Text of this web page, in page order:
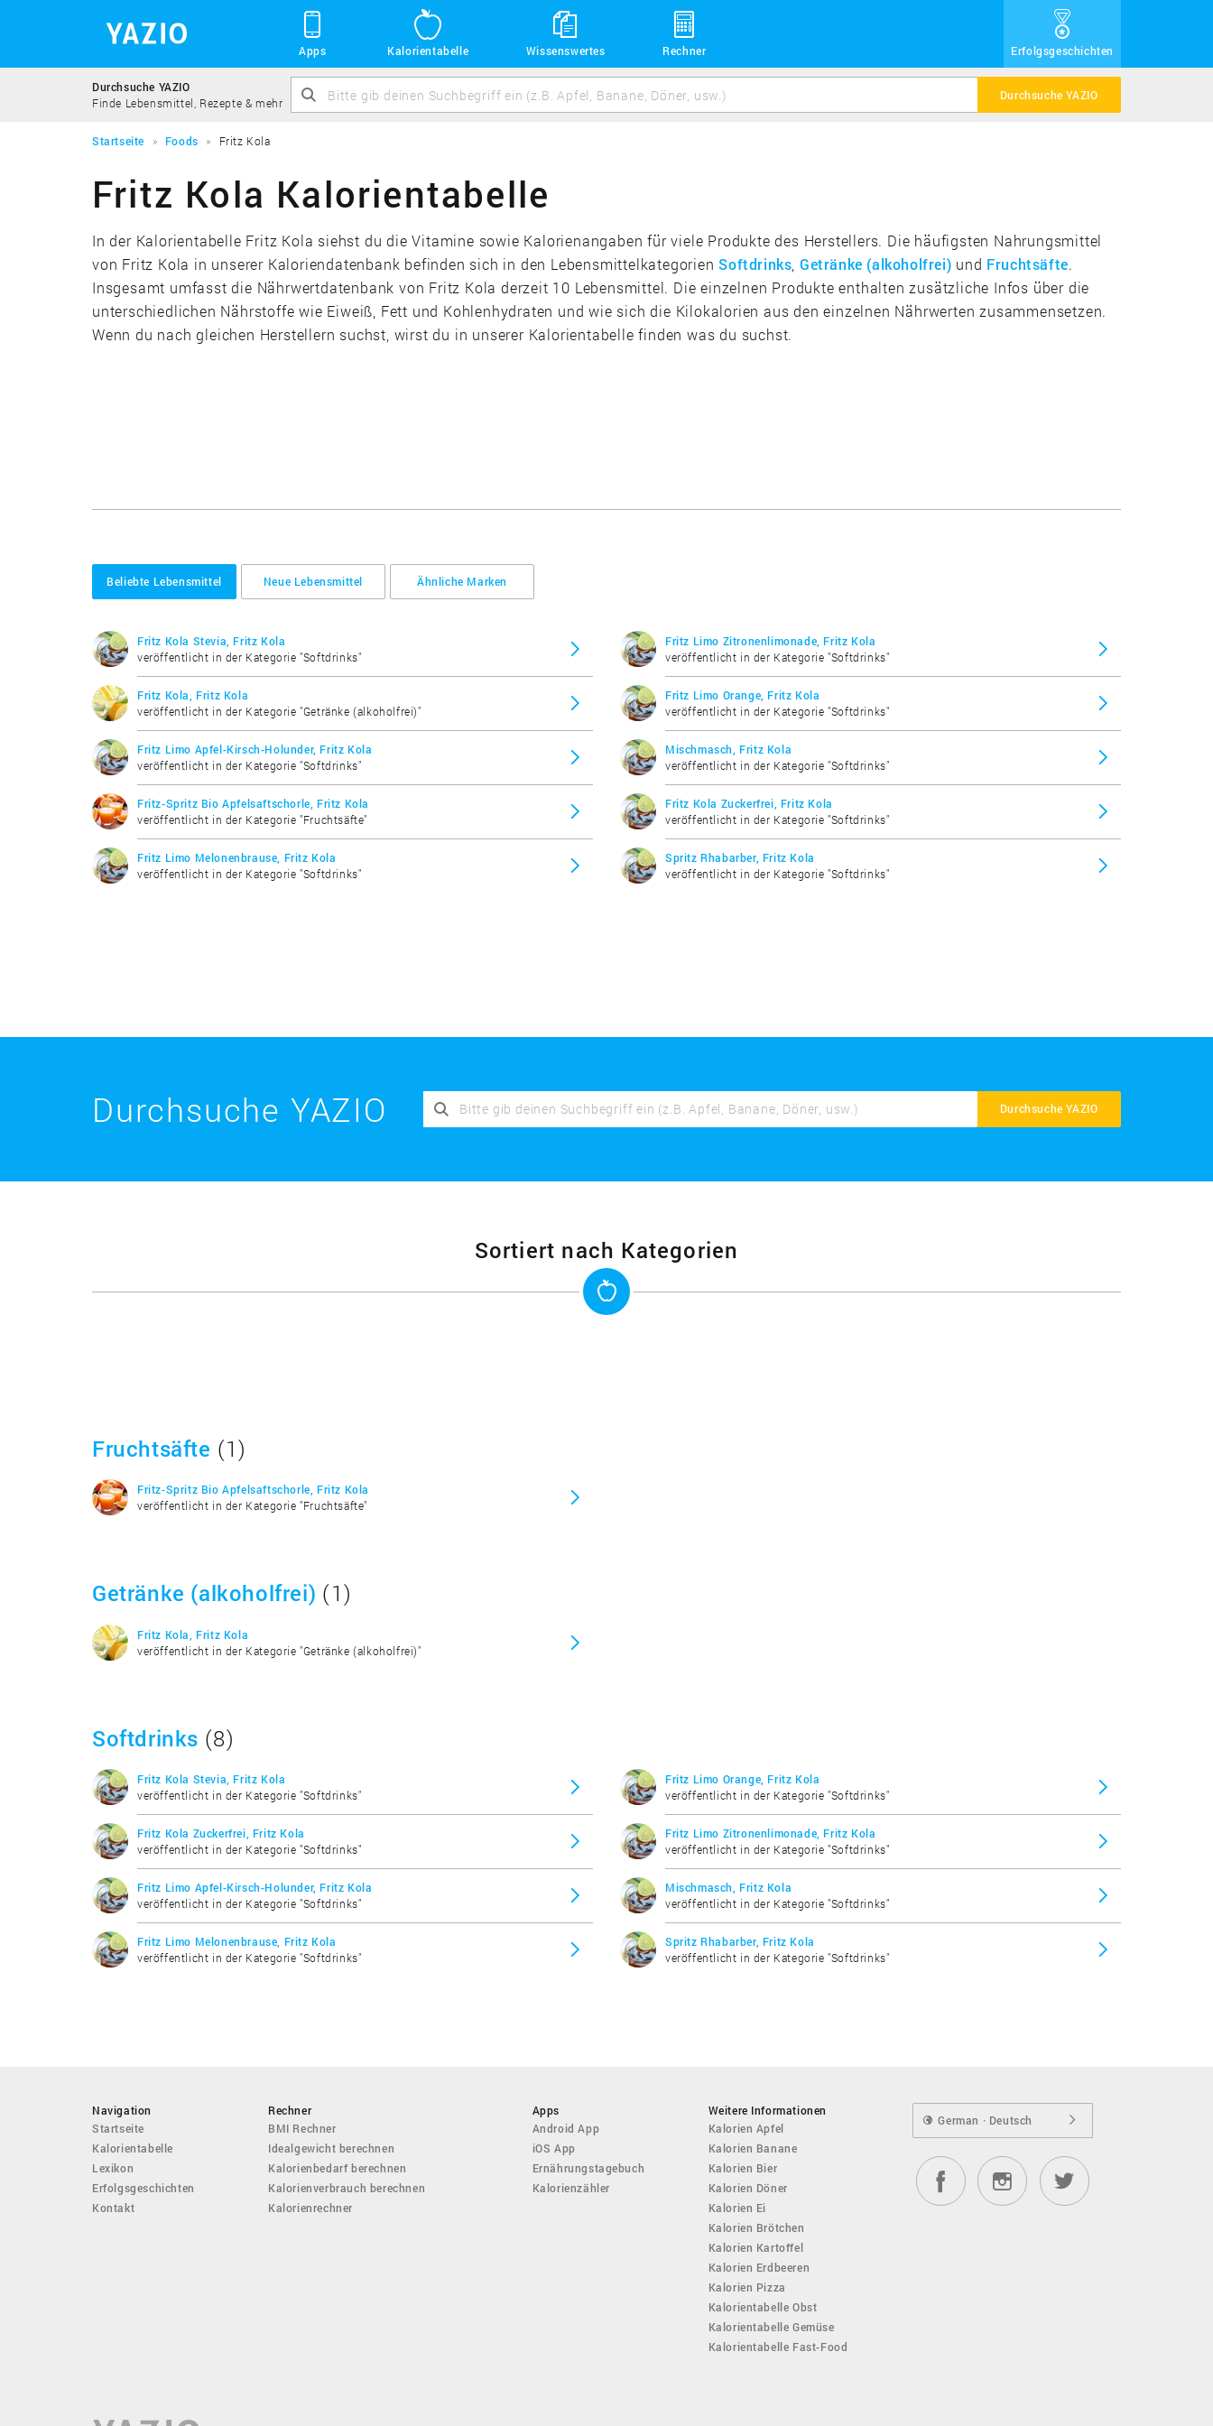
Apps Kalorientabelle Wissenswertes Rechner Erfolgsgeschichten
Durchsuche YAZIO
Finde Lebensmittel, Rezepte & mehr
Durchsuche YAZIO
Startseite Foods Fritz Kola
Fritz Kola Kalorientabelle
In der Kalorientabelle Fritz Kola siehst du die Vitamine sowie Kalorienangaben für viele Produkte des Herstellers. Die häufigsten Nahrungsmittel
von Fritz Kola in unserer Kaloriendatenbank befinden sich in den LebensmittelkategorienSoftdrinks ,Getränke (alkoholfrei) und Fruchtsäfte.
Insgesamt umfasst die Nährwertdatenbank von Fritz Kola derzeit 10 Lebensmittel. Die einzelnen Produkte enthalten zusätzliche Infos über die
unterschiedlichen Nährstoffe wie Eiweiß, Fett und Kohlenhydraten und wie sich die Kilokalorien aus den einzelnen Nährwerten zusammensetzen.
Wenn du nach gleichen Herstellern suchst, wirst du in unserer Kalorientabelle finden was du suchst.
Beliebte Lebensmittel Neue Lebensmittel Ähnliche Marken
Fritz Kola Stevia, Fritz Kola
veröffentlicht in der Kategorie "Softdrinks"
Fritz Kola, Fritz Kola
veröffentlicht in der Kategorie "Getränke (alkoholfrei)"
Fritz Limo Apfel-Kirsch-Holunder, Fritz Kola
veröffentlicht in der Kategorie "Softdrinks"
Fritz-Spritz Bio Apfelsaftschorle, Fritz Kola
veröffentlicht in der Kategorie "Fruchtsäfte"
Fritz Limo Melonenbrause, Fritz Kola
veröffentlicht in der Kategorie "Softdrinks"
Fritz Limo Zitronenlimonade, Fritz Kola
veröffentlicht in der Kategorie "Softdrinks"
Fritz Limo Orange, Fritz Kola
veröffentlicht in der Kategorie "Softdrinks"
Mischmasch, Fritz Kola
veröffentlicht in der Kategorie "Softdrinks"
Fritz Kola Zuckerfrei, Fritz Kola
veröffentlicht in der Kategorie "Softdrinks"
Spritz Rhabarber, Fritz Kola
veröffentlicht in der Kategorie "Softdrinks"
Durchsuche YAZIO Durchsuche YAZIO
Sortiert nach Kategorien
Fruchtsäfte (1)
Fritz-Spritz Bio Apfelsaftschorle, Fritz Kola
veröffentlicht in der Kategorie "Fruchtsäfte"
Getränke (alkoholfrei) (1)
Fritz Kola, Fritz Kola
veröffentlicht in der Kategorie "Getränke (alkoholfrei)"
Softdrinks (8)
Fritz Kola Stevia, Fritz Kola
veröffentlicht in der Kategorie "Softdrinks"
Fritz Kola Zuckerfrei, Fritz Kola
veröffentlicht in der Kategorie "Softdrinks"
Fritz Limo Apfel-Kirsch-Holunder, Fritz Kola
veröffentlicht in der Kategorie "Softdrinks"
Fritz Limo Melonenbrause, Fritz Kola
veröffentlicht in der Kategorie "Softdrinks"
Fritz Limo Orange, Fritz Kola
veröffentlicht in der Kategorie "Softdrinks"
Fritz Limo Zitronenlimonade, Fritz Kola
veröffentlicht in der Kategorie "Softdrinks"
Mischmasch, Fritz Kola
veröffentlicht in der Kategorie "Softdrinks"
Spritz Rhabarber, Fritz Kola
veröffentlicht in der Kategorie "Softdrinks"
Navigation
Startseite
Kalorientabelle
Lexikon
Erfolgsgeschichten
Kontakt
Rechner
BMI Rechner
Idealgewicht berechnen
Kalorienbedarf berechnen
Kalorienverbrauch berechnen
Kalorienrechner
Apps
Android App
iOS App
Ernährungstagebuch
Kalorienzähler
Weitere Informationen
Kalorien Apfel
Kalorien Banane
Kalorien Bier
Kalorien Döner
Kalorien Ei
Kalorien Brötchen
Kalorien Kartoffel
Kalorien Erdbeeren
Kalorien Pizza
Kalorientabelle Obst
Kalorientabelle Gemüse
Kalorientabelle Fast-Food
German · Deutsch